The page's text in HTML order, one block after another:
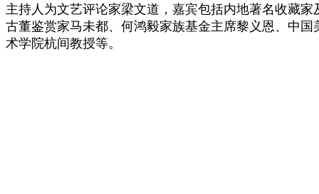
主持人为文艺评论家梁文道，嘉宾包括内地著名收藏家
古董鉴赏家马未都、何鸿毅家族基金主席黎义恩、中国
术学院杭间教授等。